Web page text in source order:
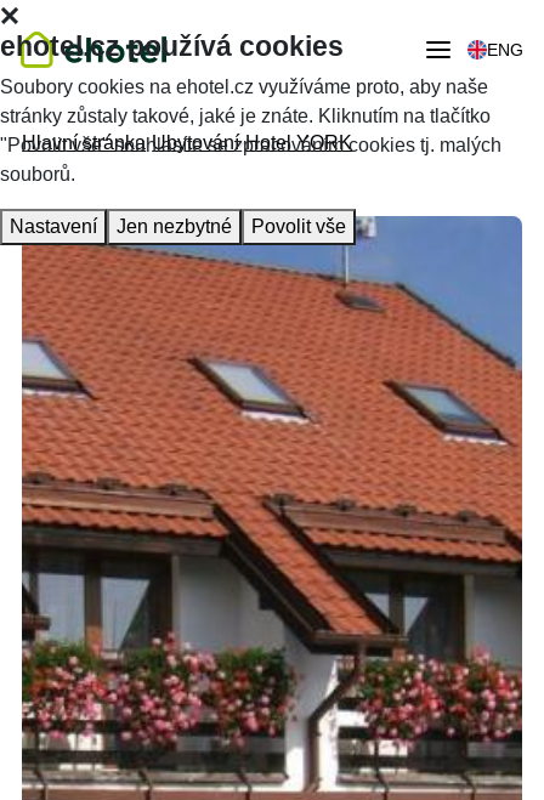
ENG
Hlavní stránka Ubytování Hotel YORK
ehotel.cz používá cookies
Soubory cookies na ehotel.cz využíváme proto, aby naše
stránky zůstaly takové, jaké je znáte. Kliknutím na tlačítko
"Povolit vše" souhlasíte se zpracováním cookies tj. malých
souborů.
Nastavení Jen nezbytné Povolit vše